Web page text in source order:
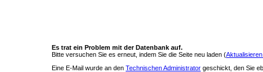
Es trat ein Problem mit der Datenbank auf.
Bitte versuchen Sie es erneut, indem Sie die Seite neu laden (
Eine E-Mail wurde an den Technischen Administrator geschickt, den Sie